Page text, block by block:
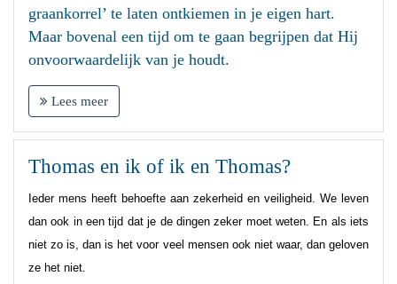
graankorrel’ te laten ontkiemen in je eigen hart.
Maar bovenal een tijd om te gaan begrijpen dat Hij
onvoorwaardelijk van je houdt.
Lees meer
Thomas en ik of ik en Thomas?
Ieder mens heeft behoefte aan zekerheid en veiligheid. We leven
dan ook in een tijd dat je de dingen zeker moet weten. En als iets
niet zo is, dan is het voor veel mensen ook niet waar, dan geloven
ze het niet.